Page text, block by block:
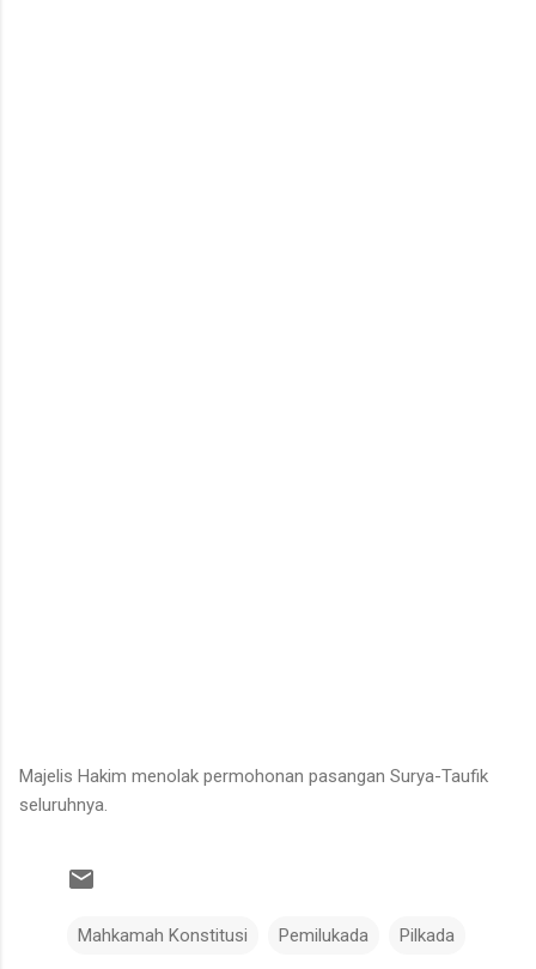
Majelis Hakim menolak permohonan pasangan Surya-Taufik
seluruhnya.
Mahkamah Konstitusi Pemilukada Pilkada